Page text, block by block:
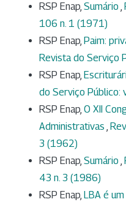
RSP Enap, Sumário ,
106 n. 1 (1971)
RSP Enap, Paim:
Revista do Serviço
RSP Enap,
do Serviço Público:
RSP Enap, O XII
Administrativas ,
3 (1962)
RSP Enap, Sumário ,
43 n. 3 (1986)
RSP Enap, LBA é